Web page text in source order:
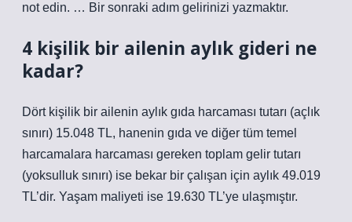
not edin. … Bir sonraki adım gelirinizi yazmaktır.
4 kişilik bir ailenin aylık gideri ne
kadar?
Dört kişilik bir ailenin aylık gıda harcaması tutarı (açlık
sınırı) 15.048 TL, hanenin gıda ve diğer tüm temel
harcamalara harcaması gereken toplam gelir tutarı
(yoksulluk sınırı) ise bekar bir çalışan için aylık 49.019
TL’dir. Yaşam maliyeti ise 19.630 TL’ye ulaşmıştır.